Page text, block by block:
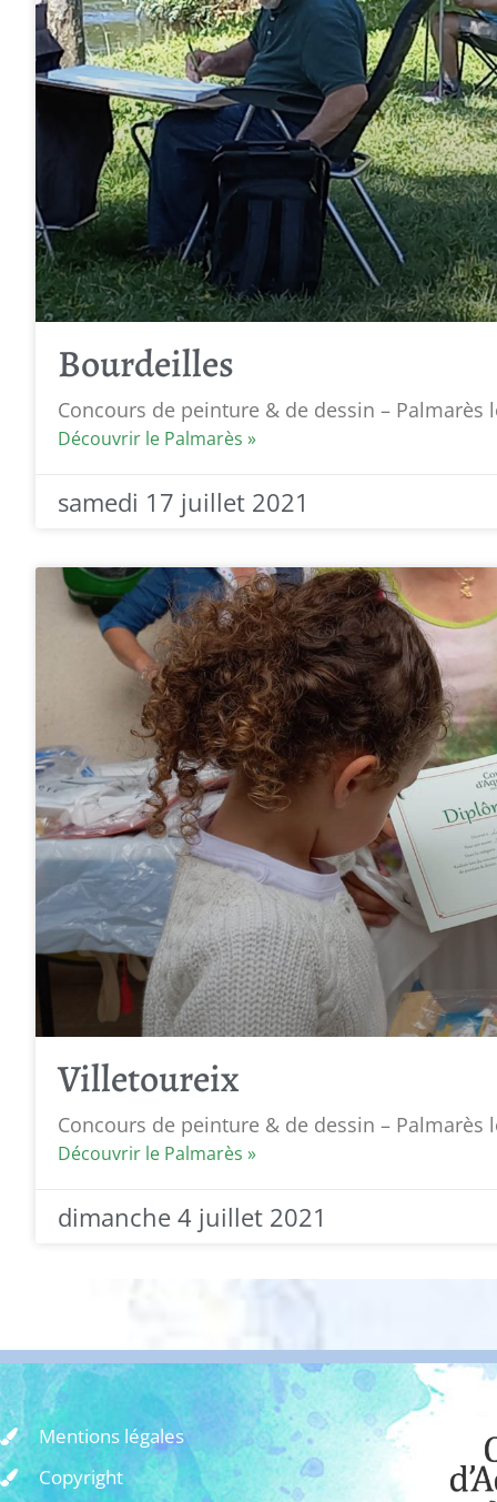
Bourdeilles
Concours de peinture & de dessin – Palmarès
Découvrir le Palmarès »
samedi 17 juillet 2021
Villetoureix
Concours de peinture & de dessin – Palmarès
Découvrir le Palmarès »
dimanche 4 juillet 2021
Mentions légales
Copyright